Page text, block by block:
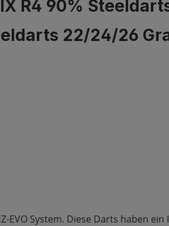
R4 90%
22/24/26
EVO System. Diese Darts haben